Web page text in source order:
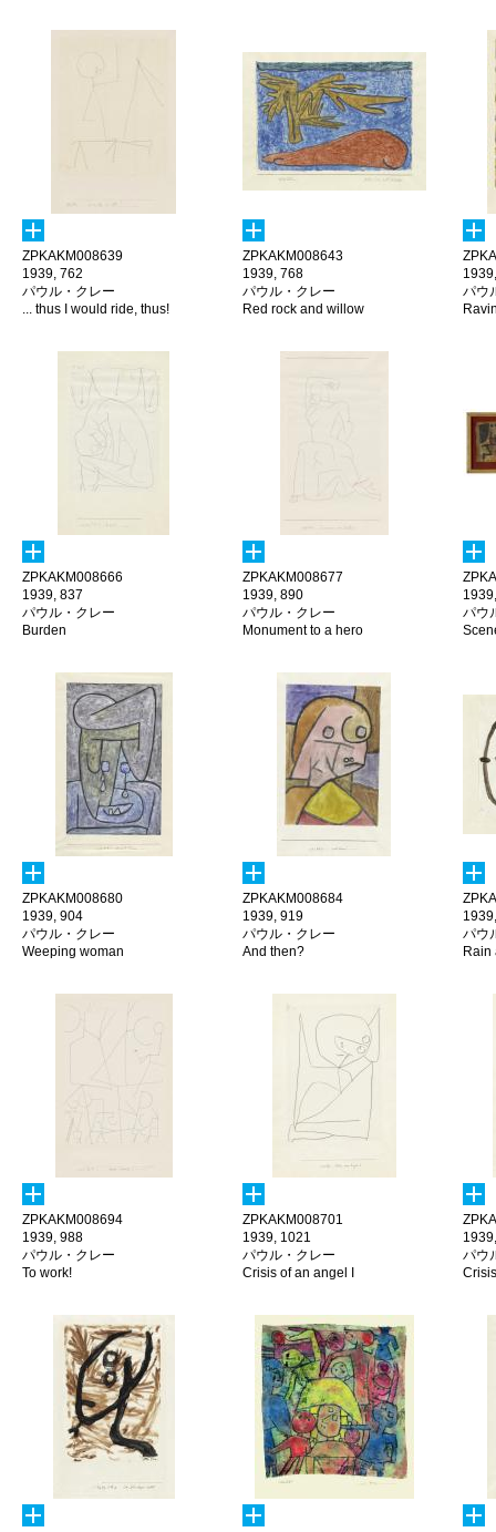
ZPKAKM008639
1939, 762
パウル・クレー
... thus I would ride, thus!
ZPKAKM008643
1939, 768
パウル・クレー
Red rock and willow
パウ
ZPKAKM008666
1939, 837
パウル・クレー
Burden
ZPKAKM008677
1939, 890
パウル・クレー
Monument to a hero
パウ
ZPKAKM008680
1939, 904
パウル・クレー
Weeping woman
ZPKAKM008684
1939, 919
パウル・クレー
And then?
パウ
Rain
ZPKAKM008694
1939, 988
パウル・クレー
To work!
ZPKAKM008701
1939, 1021
パウル・クレー
Crisis of an angel I
パウ